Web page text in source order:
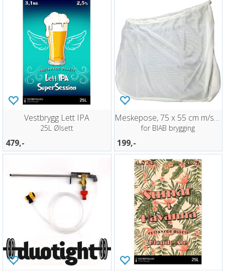
Vestbrygg Lett IPA
25L Ølsett
479,-
Meskepose, 75 x 55 cm m/snøring
for BIAB brygging
199,-